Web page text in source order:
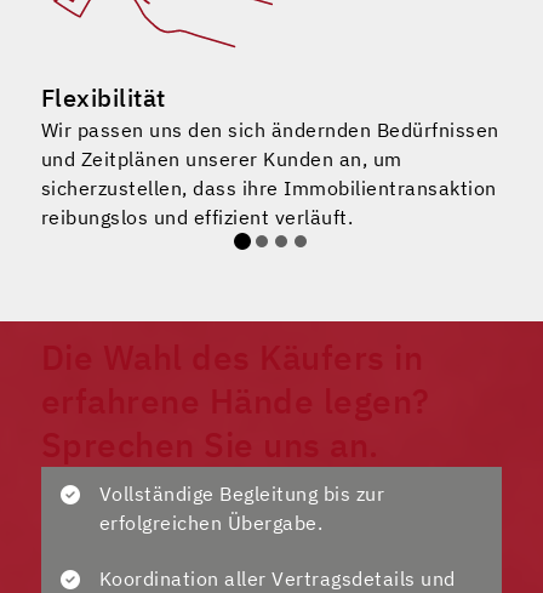
Flexibilität
Wir passen uns den sich ändernden Bedürfnissen
und Zeitplänen unserer Kunden an, um
sicherzustellen, dass ihre Immobilientransaktion
reibungslos und effizient verläuft.
Vollständige Begleitung bis zur
erfolgreichen Übergabe.
Koordination aller Vertragsdetails und